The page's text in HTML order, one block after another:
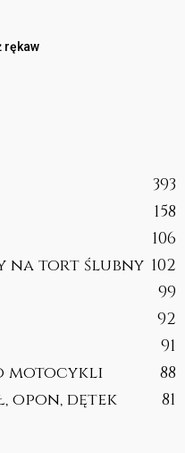
rękaw
393
158
106
na tort ślubny 102
99
92
91
motocykli
88
opon, dętek
81